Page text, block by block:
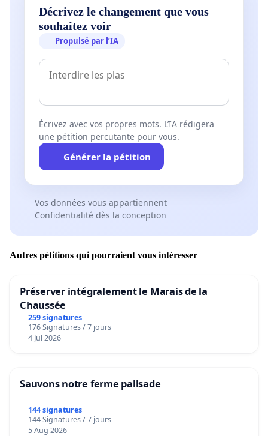
Décrivez le changement que vous
souhaitez voir
Propulsé par l’IA
Écrivez avec vos propres mots. L’IA rédigera
une pétition percutante pour vous.
Générer la pétition
Vos données vous appartiennent
Confidentialité dès la conception
Autres pétitions qui pourraient vous intéresser
Préserver intégralement le Marais de la
Chaussée
259 signatures
176 Signatures / 7 jours
4 Jul 2026
Sauvons notre ferme pallsade
144 signatures
144 Signatures / 7 jours
5 Aug 2026